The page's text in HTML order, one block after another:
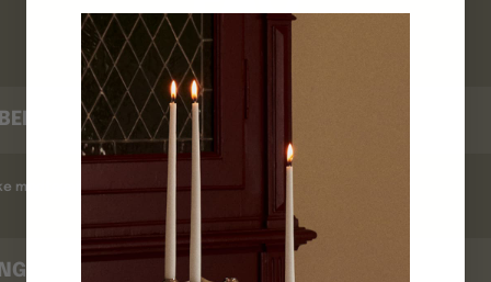
modtaget en ordrebekræftelse ?